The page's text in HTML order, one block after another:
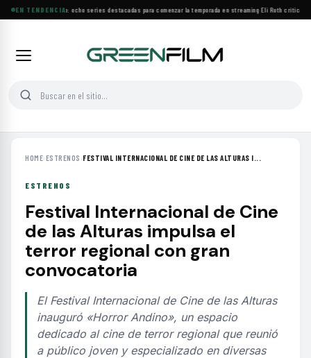
EN TENDENCIA
Estrenos de agosto: ocho series destacadas para comenzar la temporada en streaming·Eli Roth critica el
HOME›ESTRENOS ›FESTIVAL INTERNACIONAL DE CINE DE LAS ALTURAS I...
ESTRENOS
Festival Internacional de Cine
de las Alturas impulsa el
terror regional con gran
convocatoria
El Festival Internacional de Cine de las Alturas
inauguró «Horror Andino», un espacio
dedicado al cine de terror regional que reunió
a público joven y especializado en diversas